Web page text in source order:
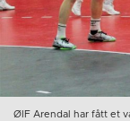
ØIF Arendal har fått et